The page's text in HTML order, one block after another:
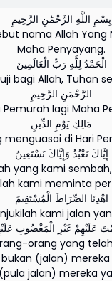
بِسْمِ اللَّهِ الرَّحْمَٰنِ الرَّحِيمِ
nama Allah Yang
Maha Penyayang.
الْحَمْدُ لِلَّهِ رَبِّ الْعَالَمِينَ
bagi Allah, Tuhan
الرَّحْمَٰنِ الرَّحِيمِ
Pemurah lagi Maha
مَالِكِ يَوْمِ الدِّينِ
menguasai di Hari
إِيَّاكَ نَعْبُدُ وَإِيَّاكَ نَسْتَعِينُ
yang kami
kami meminta
اهْدِنَا الصِّرَاطَ الْمُسْتَقِيمَ
kami jalan
عَلَيْهِمْ غَيْرِ الْمَغْضُوبِ
orang yang
(jalan)
jalan) mereka